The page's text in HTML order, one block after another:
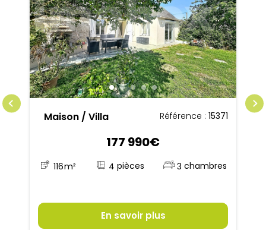
Maison / Villa Référence :15371
177 990€
116m² 4 3
En savoir plus